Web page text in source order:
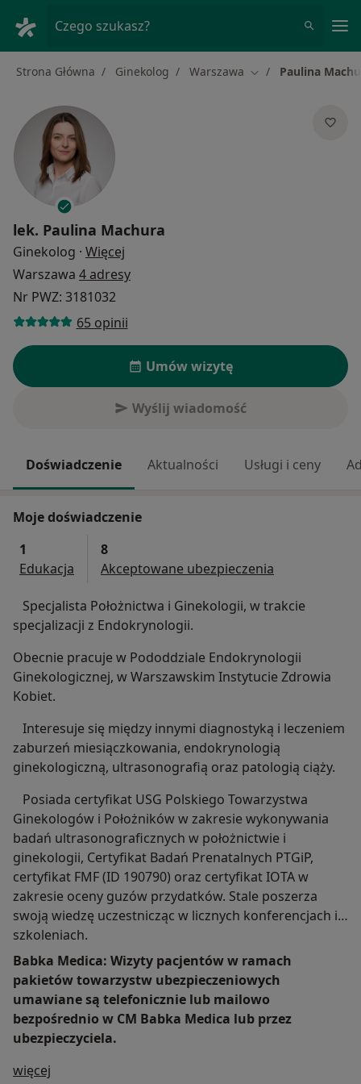
Czego szukasz?
Strona Główna Ginekolog Warszawa Zmień miasto
Paulina
lek. Paulina Machura
Ginekolog · Więcej
Warszawa 4 adresy
Nr PWZ: 3181032
65 opinii
Umów wizytę
Wyślij wiadomość
Doświadczenie Aktualności Usługi i ceny
Moje doświadczenie
1
Edukacja
8
Akceptowane ubezpieczenia
Specjalista Położnictwa i Ginekologii, w trakcie
specjalizacji z Endokrynologii.
Obecnie pracuje w Pododdziale Endokrynologii
Ginekologicznej, w Warszawskim Instytucie Zdrowia
Kobiet.
Interesuje się między innymi diagnostyką i leczeniem
zaburzeń miesiączkowania, endokrynologią
ginekologiczną, ultrasonografią oraz patologią ciąży.
Posiada certyfikat USG Polskiego Towarzystwa
Ginekologów i Położników w zakresie wykonywania
badań ultrasonograficznych w położnictwie i
ginekologii, Certyfikat Badań Prenatalnych PTGiP,
certyfikat FMF (ID 190790) oraz certyfikat IOTA w
zakresie oceny guzów przydatków. Stale poszerza
swoją wiedzę uczestnicząc w licznych konferencjach i
szkoleniach.
Babka Medica: Wizyty pacjentów w ramach
pakietów towarzystw ubezpieczeniowych
umawiane są telefonicznie lub mailowo
bezpośrednio w CM Babka Medica lub przez
ubezpieczyciela.
więcej